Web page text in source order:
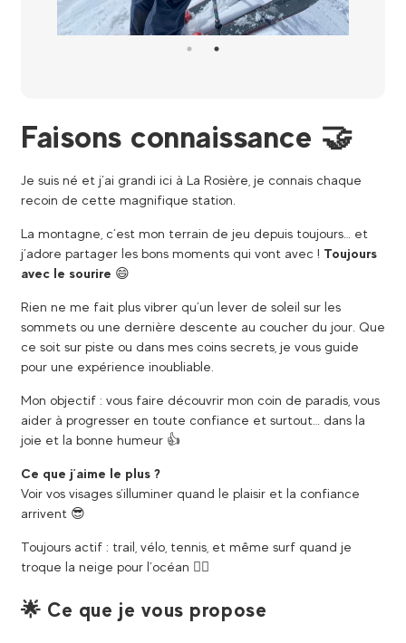
Faisons connaissance 🤝
Je suis né et j’ai grandi ici à La Rosière, je connais chaque
recoin de cette magnifique station.
La montagne, c’est mon terrain de jeu depuis toujours… et
j’adore partager les bons moments qui vont avec ! Toujours
avec le sourire 😄
Rien ne me fait plus vibrer qu’un lever de soleil sur les
sommets ou une dernière descente au coucher du jour. Que
ce soit sur piste ou dans mes coins secrets, je vous guide
pour une expérience inoubliable.
Mon objectif : vous faire découvrir mon coin de paradis, vous
aider à progresser en toute confiance et surtout… dans la
joie et la bonne humeur 👍
Ce que j’aime le plus ?
Voir vos visages s’illuminer quand le plaisir et la confiance
arrivent 😎
Toujours actif : trail, vélo, tennis, et même surf quand je
troque la neige pour l’océan 🏄‍♂
🌟 Ce que je vous propose